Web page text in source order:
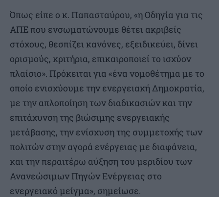
Όπως είπε ο κ. Παπασταύρου, «η Οδηγία για τις
ΑΠΕ που ενσωματώνουμε θέτει ακριβείς
στόχους, θεσπίζει κανόνες, εξειδικεύει, δίνει
ορισμούς, κριτήρια, επικαιροποιεί το ισχύον
πλαίσιο». Πρόκειται για «ένα νομοθέτημα με το
οποίο ενισχύουμε την ενεργειακή Δημοκρατία,
με την απλοποίηση των διαδικασιών και την
επιτάχυνση της βιώσιμης ενεργειακής
μετάβασης, την ενίσχυση της συμμετοχής των
πολιτών στην αγορά ενέργειας με διαφάνεια,
και την περαιτέρω αύξηση του μεριδίου των
Ανανεώσιμων Πηγών Ενέργειας στο
ενεργειακό μείγμα», σημείωσε.